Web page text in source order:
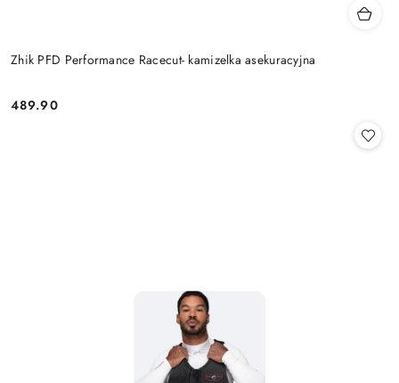
Zhik PFD Performance Racecut- kamizelka asekuracyjna
Cena:
489.90